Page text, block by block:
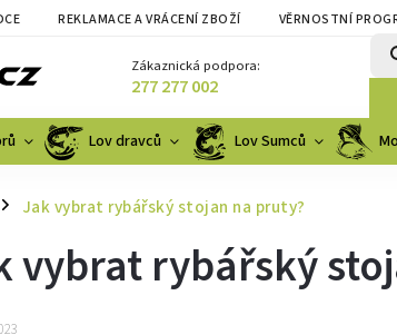
REKLAMACE A VRÁCENÍ ZBOŽÍ VĚRNOSTNÍ
Zákaznická podpora:
277 277 002
Lov dravců Lov Sumců
/ Jak vybrat rybářský stojan na pruty?
vybrat rybářský